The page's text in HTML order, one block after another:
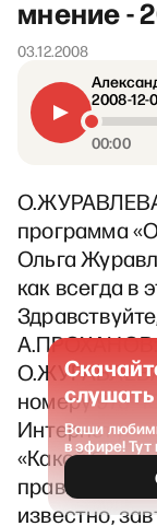
мнение -
03.12.2008
2008-12-
00:00
программа
Ольга
как всегда в
А.ПРОХАНОВ:
номеру 975-
Интернету.
«Какой бы
правителю,
известно,
Ваши
в эфире!